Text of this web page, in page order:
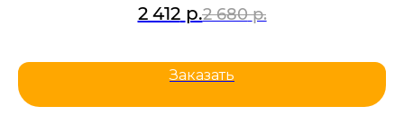
2 412 р.2 680 р.
Заказать